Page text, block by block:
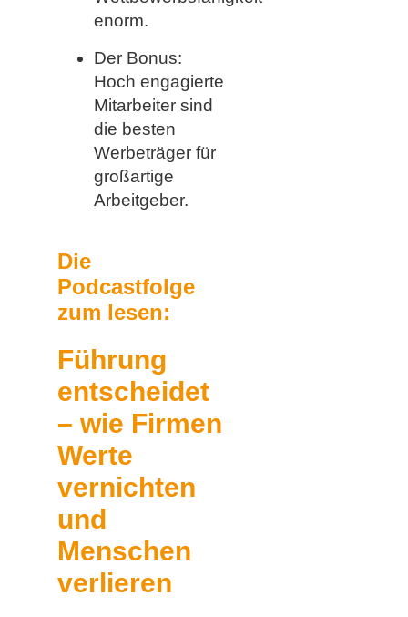
enorm.
Der Bonus:
Hoch engagierte
Mitarbeiter sind
die besten
Werbeträger für
großartige
Arbeitgeber.
Die
Podcastfolge
zum lesen:
Führung
entscheidet
– wie Firmen
Werte
vernichten
und
Menschen
verlieren